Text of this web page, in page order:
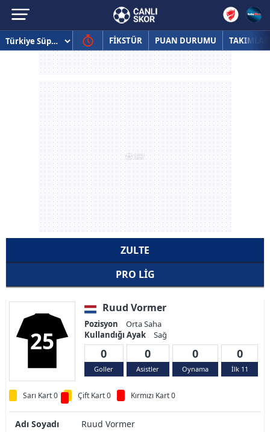
FİKSTÜR PUAN DURUMU TAKIMLAR
ZULTE
PRO LIG
25
Ruud Vormer
Pozisyon
Orta Saha
Kullandığı Ayak
Sağ
0
Goller
0
Asistler
0
Oynama
0
İlk 11
Sarı Kart 0 Çift Kart 0 Kırmızı Kart 0
Adı Soyadı Ruud Vormer